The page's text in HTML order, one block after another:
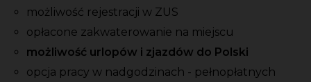
możliwość rejestracji w ZUS
opłacone zakwaterowanie na miejscu
możliwość urlopów i zjazdów do Polski
opcja pracy w nadgodzinach - pełnopłatnych